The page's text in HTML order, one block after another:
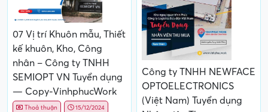
07 Vị trí Khuôn mẫu, Thiết
kế khuôn, Kho, Công
nhân – Công ty TNHH
SEMIOPT VN Tuyển dụng
— Copy-VinhphucWork
Thoả thuận 15/12/2024
Công ty TNHH NEWFACE
OPTOELECTRONICS
(Việt Nam) Tuyển dụng